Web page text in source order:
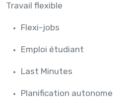
Travail flexible
Flexi-jobs
Emploi étudiant
Last Minutes
Planification autonome